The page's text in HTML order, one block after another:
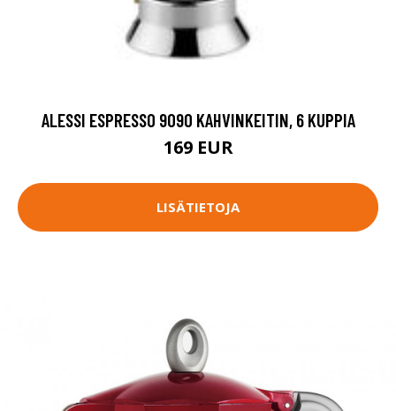
ALESSI ESPRESSO 9090 KAHVINKEITIN, 6 KUPPIA
169 EUR
LISÄTIETOJA